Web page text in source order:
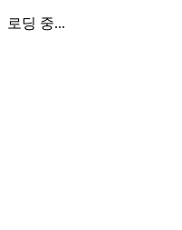
로딩 중...